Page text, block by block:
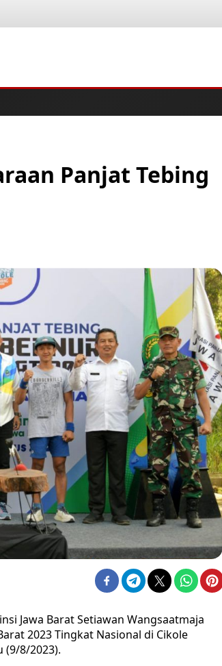
Panjat Tebing
Jawa Barat Setiawan Wangsaatmaja
2023 Tingkat Nasional di Cikole
(9/8/2023).